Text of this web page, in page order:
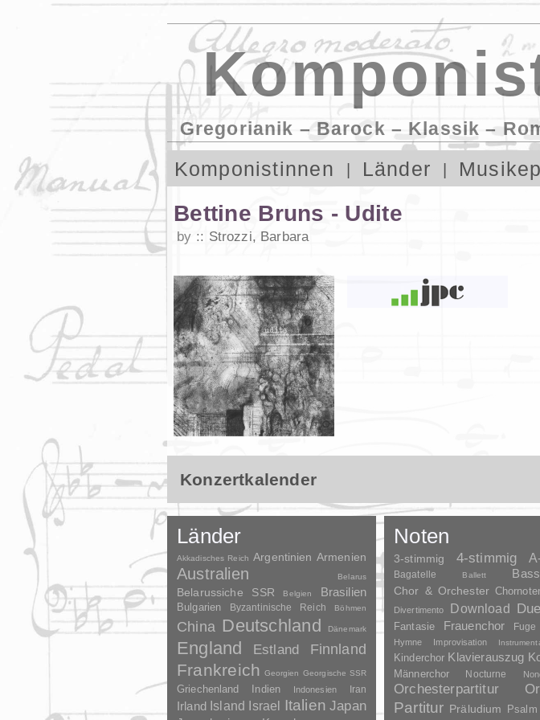
Gregorianik – Barock – Klassik –
Komponistinnen Länder
Bettine Bruns - Udite
by Strozzi, Barbara
Konzertkalender
Länder
Akkadisches Reich Argentinien Armenien
Australien Belarus
Belarussiche SSR Belgien Brasilien
Bulgarien Byzantinische Reich Böhmen
China Deutschland Dänemark
England Estland Finnland
Frankreich Georgien Georgische SSR
Griechenland Indien Indonesien Iran
Irland Island Israel Italien Japan
Noten
3-stimmig 4-stimmig
Bagatelle Ballett Bass
Chor & Orchester
Divertimento Download
Fantasie Frauenchor Fuge
Hymne Improvisation
Kinderchor Klavierauszug
Männerchor Nocturne
Orchesterpartitur
Partitur Präludium Psalm